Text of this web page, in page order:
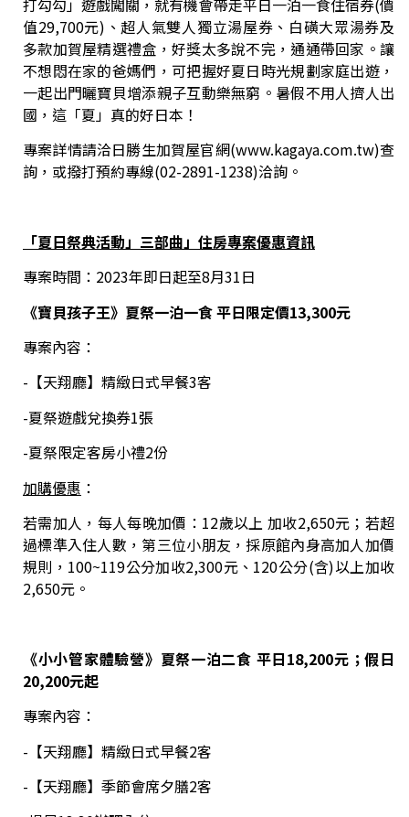
值29,700元)、超人氣雙人獨立湯屋券、白磺大眾湯券及
多款加賀屋精選禮盒，好獎太多說不完，通通帶回家。讓
不想悶在家的爸媽們，可把握好夏日時光規劃家庭出遊，
一起出門曬寶貝增添親子互動樂無窮。暑假不用人擠人出
國，這「夏」真的好日本！
專案詳情請洽日勝生加賀屋官網(www.kagaya.com.tw)查
詢，或撥打預約專線(02-2891-1238)洽詢。
「夏日祭典活動」三部曲」住房專案優惠資訊
專案時間：2023年即日起至8月31日
《寶貝孩子王》夏祭一泊一食 平日限定價13,300元
專案內容：
-【天翔廳】精緻日式早餐3客
-夏祭遊戲兌換券1張
-夏祭限定客房小禮2份
加購優惠 ：
若需加人，每人每晚加價：12歲以上 加收2,650元；若超
過標準入住人數，第三位小朋友，採原館內身高加人加價
規則，100~119公分加收2,300元、120公分(含)以上加收
2,650元。
《小小管家體驗營》夏祭一泊二食 平日18,200元；假日
20,200元起
專案內容：
-【天翔廳】精緻日式早餐2客
-【天翔廳】季節會席夕膳2客